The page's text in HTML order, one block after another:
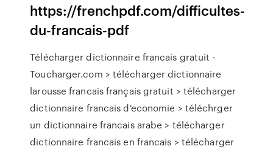
https://frenchpdf.com/difficultes-
du-francais-pdf
Télécharger dictionnaire francais gratuit -
Toucharger.com > télécharger dictionnaire
larousse francais français gratuit > télécharger
dictionnaire francais d'economie > téléchrger
un dictionnaire francais arabe > télécharger
dictionnaire francais en francais > télécharger